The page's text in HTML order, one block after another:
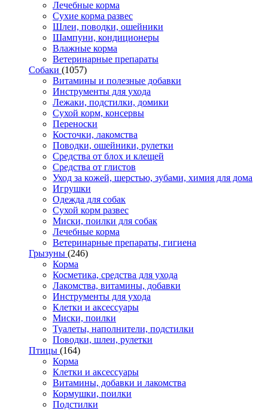
Лечебные корма
Сухие корма развес
Шлеи, поводки, ошейники
Шампуни, кондиционеры
Влажные корма
Ветеринарные препараты
Собаки (1057)
Витамины и полезные добавки
Инструменты для ухода
Лежаки, подстилки, домики
Сухой корм, консервы
Переноски
Косточки, лакомства
Поводки, ошейники, рулетки
Средства от блох и клещей
Средства от глистов
Уход за кожей, шерстью, зубами, химия для дома
Игрушки
Одежда для собак
Сухой корм развес
Миски, поилки для собак
Лечебные корма
Ветеринарные препараты, гигиена
Грызуны (246)
Корма
Косметика, средства для ухода
Лакомства, витамины, добавки
Инструменты для ухода
Клетки и аксессуары
Миски, поилки
Туалеты, наполнители, подстилки
Поводки, шлеи, рулетки
Птицы (164)
Корма
Клетки и аксессуары
Витамины, добавки и лакомства
Кормушки, поилки
Подстилки